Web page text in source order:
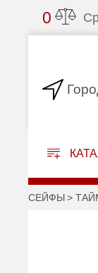
0
СЕЙФЫ